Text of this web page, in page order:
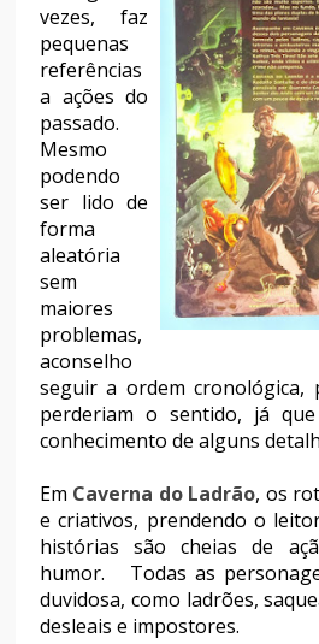
vezes, faz
pequenas
referências
a ações do
passado.
Mesmo
podendo
ser lido de
forma
aleatória
sem
maiores
problemas,
aconselho
seguir a ordem
perderiam o sentido, já
conhecimento de alguns
Em Caverna do Ladrão, os
e criativos, prendendo o
histórias são cheias de
humor. Todas as
duvidosa, como ladrões,
desleais e impostores.